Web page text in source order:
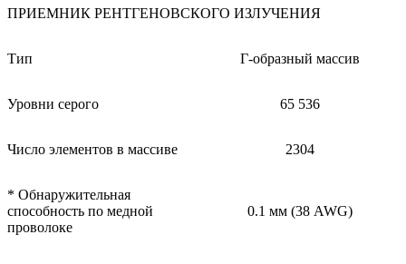
ПРИЕМНИК РЕНТГЕНОВСКОГО ИЗЛУЧЕНИЯ
Тип Г-образный массив
Уровни серого 65 536
Число элементов в массиве 2304
* Обнаружительная
способность по медной
проволоке
0.1 мм (38 AWG)